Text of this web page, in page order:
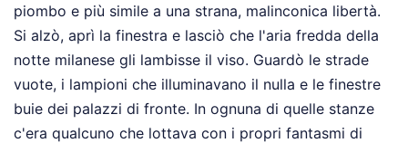
piombo e più simile a una strana, malinconica libertà.
Si alzò, aprì la finestra e lasciò che l'aria fredda della
notte milanese gli lambisse il viso. Guardò le strade
vuote, i lampioni che illuminavano il nulla e le finestre
buie dei palazzi di fronte. In ognuna di quelle stanze
c'era qualcuno che lottava con i propri fantasmi di